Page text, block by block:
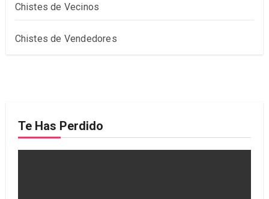
Chistes de Vecinos
Chistes de Vendedores
Te Has Perdido